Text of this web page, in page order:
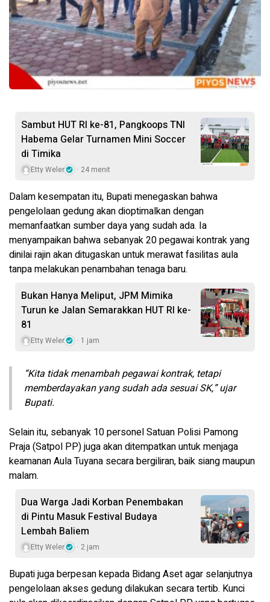
Sambut HUT RI ke-81, Pangkoops TNI
Habema Gelar Turnamen Mini Soccer
di Timika
Etty Weler 24 menit
Dalam kesempatan itu, Bupati menegaskan bahwa
pengelolaan gedung akan dioptimalkan dengan
memanfaatkan sumber daya yang sudah ada. Ia
menyampaikan bahwa sebanyak 20 pegawai kontrak yang
dinilai rajin akan ditugaskan untuk merawat fasilitas aula
tanpa melakukan penambahan tenaga baru.
Bukan Hanya Meliput, JPM Mimika
Turun ke Jalan Semarakkan HUT RI ke-
81
Etty Weler 1 jam
“Kita tidak menambah pegawai kontrak, tetapi
memberdayakan yang sudah ada sesuai SK,” ujar
Bupati.
Selain itu, sebanyak 10 personel Satuan Polisi Pamong
Praja (Satpol PP) juga akan ditempatkan untuk menjaga
keamanan Aula Tuyana secara bergiliran, baik siang maupun
malam.
Dua Warga Jadi Korban Penembakan
di Pintu Masuk Festival Budaya
Lembah Baliem
Etty Weler 2 jam
Bupati juga berpesan kepada Bidang Aset agar selanjutnya
pengelolaan akses gedung dilakukan secara tertib. Kunci